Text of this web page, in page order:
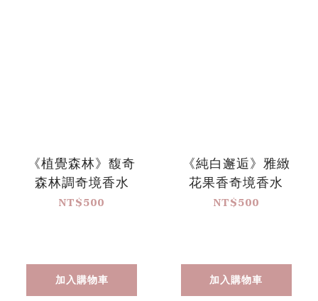
《植覺森林》馥奇
森林調奇境香水
NT$500
加入購物車
《純白邂逅》雅緻
花果香奇境香水
NT$500
加入購物車